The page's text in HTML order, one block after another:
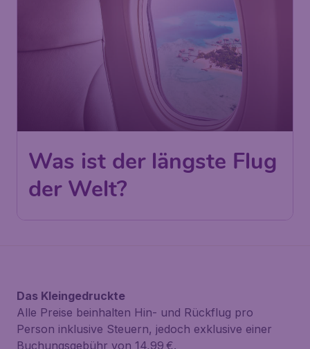
Was ist der längste Flug
der Welt?
Das Kleingedruckte
Alle Preise beinhalten Hin- und Rückflug pro
Person inklusive Steuern, jedoch exklusive einer
Buchungsgebühr von 14,99 €.